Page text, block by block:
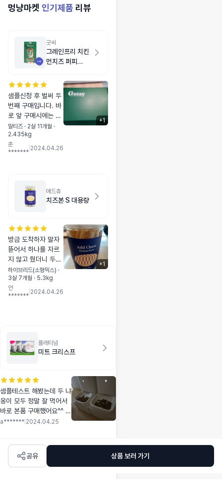
멍냥마켓 인기제품 리뷰
굿씨
그레인프리 치킨
먼치즈 퍼피
샘플신청 후 벌써 두
번째 구매입니다. 바
로 앞 구매시에는 소
포장지에 샘플백이라
고 되어있더니... 이
번엔 사라졌네요. 벌
하게 자랐으면 합니
말티즈 · 2살 11개월 ·
2.435kg
춘
*******
2024.04.26
+1
애드츄
치즈본 S 대용량
방금 도착하자 말자
뜯어서 하나를 자르
지 않고 줬더니 두손
잡고 갈아먹으면서
너무 좋아하네요^^
감사합니다^^
하이브리드(소형믹스) ·
3살 7개월 · 5.3kg
언
*******
2024.04.26
+1
플래티넘
미트 크리스프
샘플테스트 해봤는데 두 냐
옹이 모두 정말 잘 먹어서
바로 본품 구매했어요^^ 수
급만 안정적이면 꾸준히 먹
a******* 2024.04.25
공유 상품 보러 가기